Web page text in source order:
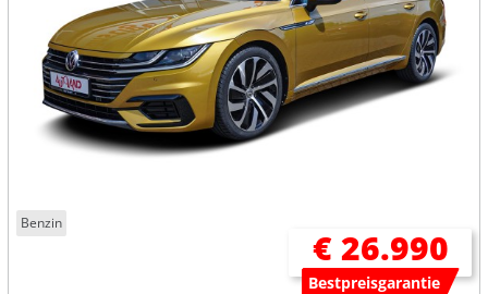
Benzin
€ 26.990
Bestpreisgarantie